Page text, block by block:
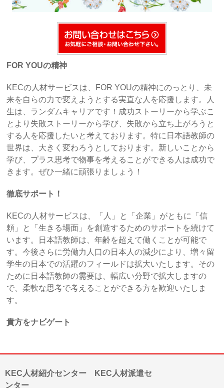
FOR YOUの精神
KECの人材サービスは、FOR YOUの精神にのっとり、未
来を自らの力で変えようとする実直な人を応援します。人
生は、ランダムキャリアです！成功ストーリーから学ぶこ
とより失敗ストーリーから学び、失敗から立ち上がろうと
する人を応援したいと考えております。特に日本語教師の
世界は、大きく変わろうとしております。新しいことから
学び、プラス思考で物事を考えることができる人は成功で
きます。ぜひ一緒に頑張りましょう！
徹底サポート！
KECの人材サービスは、「人」と「企業」がともに「信
頼」と「生きる場面」を創造するためのサポートを続けて
います。日本語教師は、年齢を超えて働くことが可能で
す。今後さらに労働力人口の日本人の減少により、増々留
学生の日本での活躍のフィールドは拡大いたします。その
ために日本語教師の需要は、幅広い分野で拡大しますの
で、柔軟な思考で考えることができる方を歓迎いたしま
す。
貴方をナビゲート
KEC人材紹介センター KEC人材派遣セ
ンター